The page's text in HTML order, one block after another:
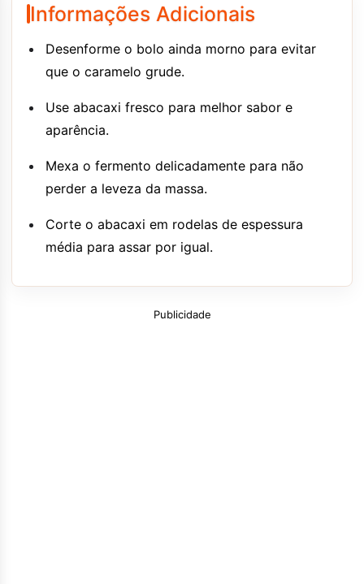
Informações Adicionais
Desenforme o bolo ainda morno para evitar
que o caramelo grude.
Use abacaxi fresco para melhor sabor e
aparência.
Mexa o fermento delicadamente para não
perder a leveza da massa.
Corte o abacaxi em rodelas de espessura
média para assar por igual.
Publicidade